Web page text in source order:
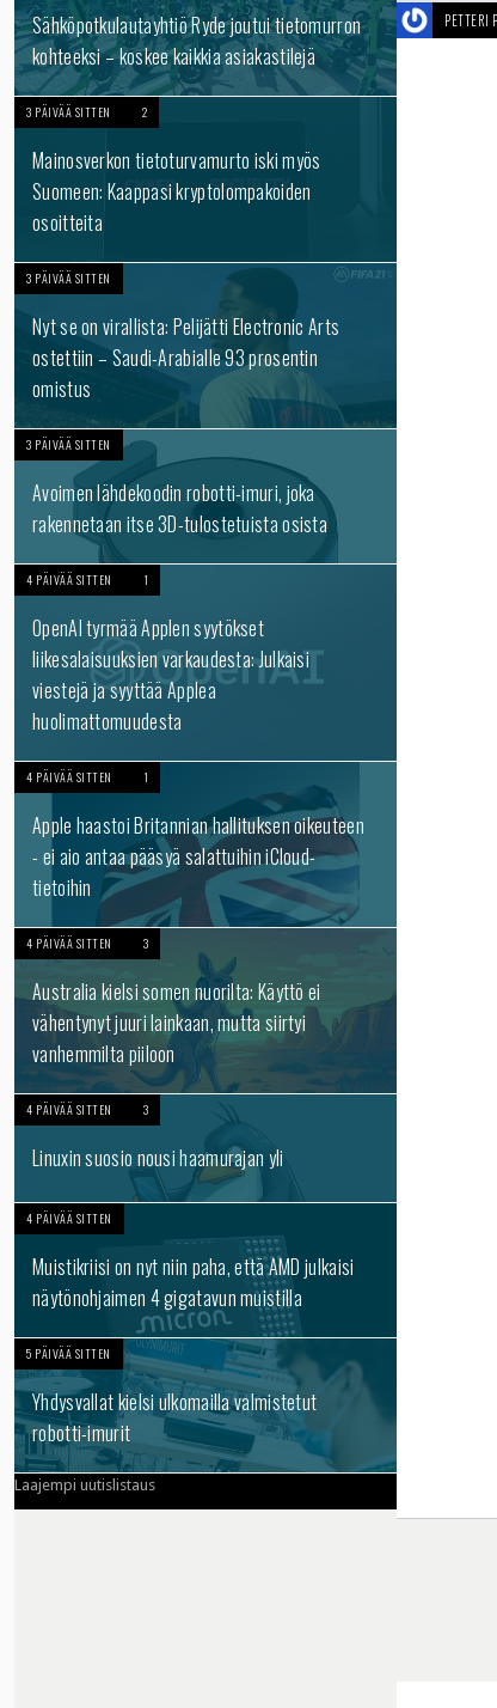
Sähköpotkulautayhtiö Ryde joutui tietomurron
kohteeksi – koskee kaikkia asiakastilejä
3 PÄIVÄÄ SITTEN 2
Mainosverkon tietoturvamurto iski myös
Suomeen: Kaappasi kryptolompakoiden
osoitteita
3 PÄIVÄÄ SITTEN
Nyt se on virallista: Pelijätti Electronic Arts
ostettiin – Saudi-Arabialle 93 prosentin
omistus
3 PÄIVÄÄ SITTEN
Avoimen lähdekoodin robotti-imuri, joka
rakennetaan itse 3D-tulostetuista osista
4 PÄIVÄÄ SITTEN 1
OpenAI tyrmää Applen syytökset
liikesalaisuuksien varkaudesta: Julkaisi
viestejä ja syyttää Applea
huolimattomuudesta
4 PÄIVÄÄ SITTEN 1
Apple haastoi Britannian hallituksen oikeuteen
- ei aio antaa pääsyä salattuihin iCloud-
tietoihin
4 PÄIVÄÄ SITTEN 3
Australia kielsi somen nuorilta: Käyttö ei
vähentynyt juuri lainkaan, mutta siirtyi
vanhemmilta piiloon
4 PÄIVÄÄ SITTEN 3
Linuxin suosio nousi haamurajan yli
4 PÄIVÄÄ SITTEN
Muistikriisi on nyt niin paha, että AMD julkaisi
näytönohjaimen 4 gigatavun muistilla
5 PÄIVÄÄ SITTEN
Yhdysvallat kielsi ulkomailla valmistetut
robotti-imurit
Laajempi uutislistaus
PETTERI